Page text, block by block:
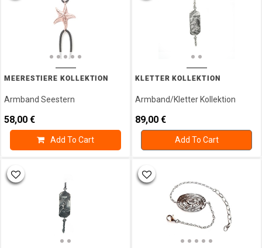
MEERESTIERE KOLLEKTION
Armband Seestern
58,00 €
Add To Cart
KLETTER KOLLEKTION
Armband/Kletter Kollektion
89,00 €
Add To Cart